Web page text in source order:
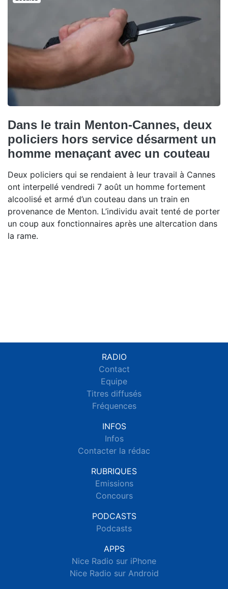
Dans le train Menton-Cannes, deux
policiers hors service désarment un
homme menaçant avec un couteau
Deux policiers qui se rendaient à leur travail à Cannes
ont interpellé vendredi 7 août un homme fortement
alcoolisé et armé d’un couteau dans un train en
provenance de Menton. L’individu avait tenté de porter
un coup aux fonctionnaires après une altercation dans
la rame.
RADIO
Contact
Equipe
Titres diffusés
Fréquences
INFOS
Infos
Contacter la rédac
RUBRIQUES
Emissions
Concours
PODCASTS
Podcasts
APPS
Nice Radio sur iPhone
Nice Radio sur Android